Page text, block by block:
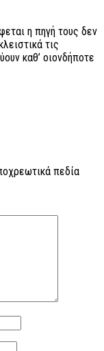
η πηγή τους δεν
τις
καθ’ οιονδήποτε
πεδία